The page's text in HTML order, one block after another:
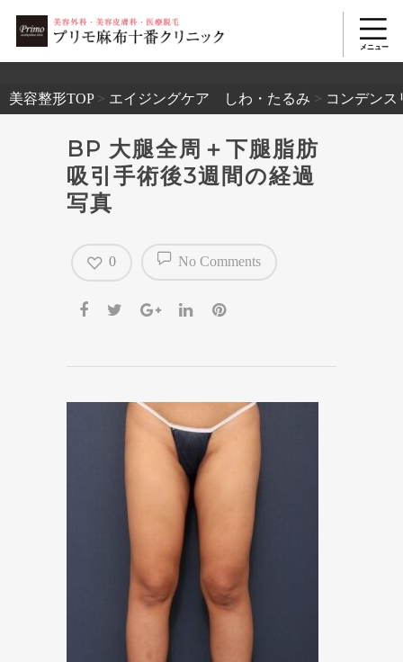
美容整形TOP> エイジングケア しわ・たるみ > コンデンス
BP 大腿全周＋下腿脂肪
吸引手術後3週間の経過
写真
No Comments
0